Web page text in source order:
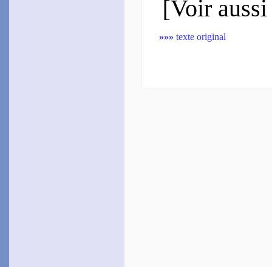
[Voir aussi
»»» texte original